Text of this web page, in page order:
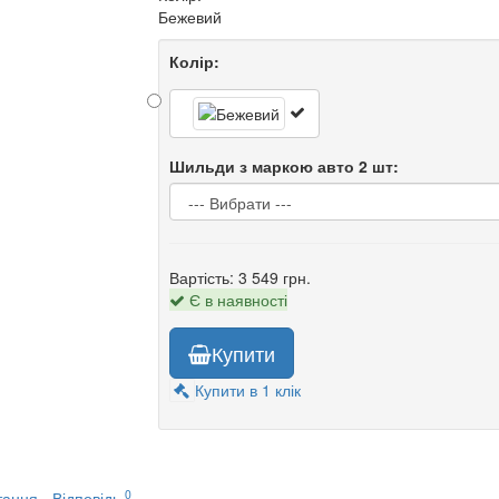
Бежевий
Колір:
Шильди з маркою авто 2 шт:
Вартість: 3 549 грн.
Є в наявності
Купити
Купити в 1 клік
0